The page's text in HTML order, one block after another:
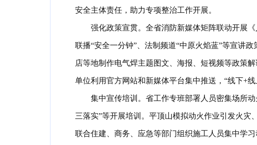
安全主体责任 ， 助力专项整治工作开展。
强化政策宣贯。 全省消防新媒体矩阵联动开展
联播“安全一分钟”、法制频道“中原火焰蓝”等宣讲政
店等地制作电气焊主题图文、海报、短视频等政策
单位利用官方网站和新媒体平台集中推送 ， “线下+
集中宣传培训 。 省工作专班部署人员密集场所
三落实”等开展培训 。 平顶山模拟动火作业引发火灾
联合住建、商务、应急等部门组织施工人员集中学